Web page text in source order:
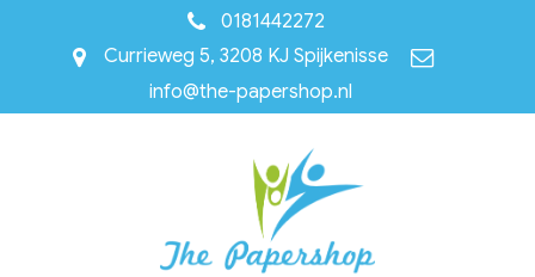
0181442272
Currieweg 5, 3208 KJ Spijkenisse
info@the-papershop.nl